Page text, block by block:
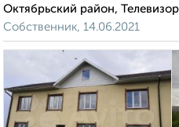
Октябрьский район,
Собственник, 14.06.2021